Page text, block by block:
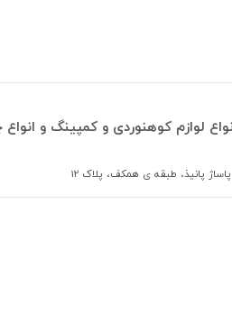
لوازم کوهنوردی و کمپینگ و انواع
پانیذ، طبقه ی همکف، پلاک 12